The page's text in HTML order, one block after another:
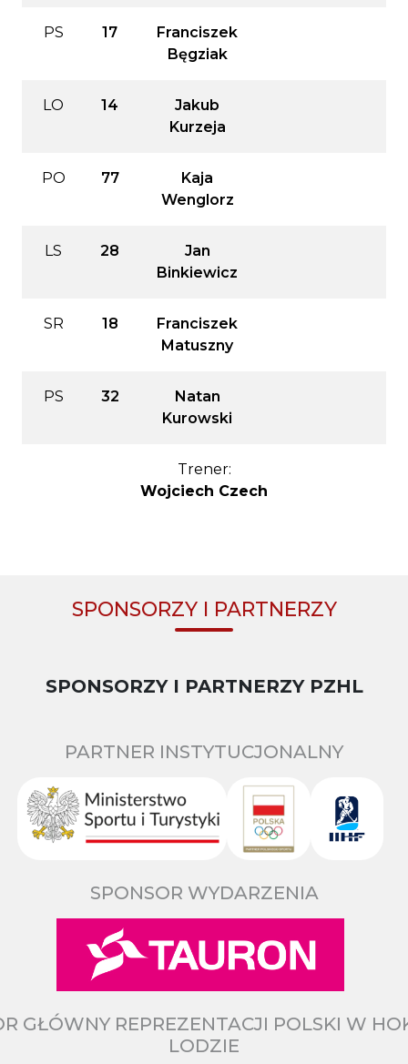
PS 17
Franciszek
Bęgziak
LO 14
Jakub
Kurzeja
PO 77
Kaja
Wenglorz
LS 28
Jan
Binkiewicz
SR 18
Franciszek
Matuszny
PS 32
Natan
Kurowski
Trener:
Wojciech Czech
SPONSORZY I PARTNERZY
SPONSORZY I PARTNERZY PZHL
PARTNER INSTYTUCJONALNY
SPONSOR WYDARZENIA
GŁÓWNY REPREZENTACJI POLSKI W
LODZIE